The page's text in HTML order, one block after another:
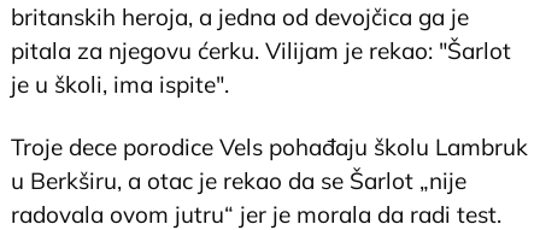
britanskih heroja, a jedna od devojčica ga je
pitala za njegovu ćerku. Vilijam je rekao: "Šarlot
je u školi, ima ispite".
Troje dece porodice Vels pohađaju školu Lambruk
u Berkširu, a otac je rekao da se Šarlot „nije
radovala ovom jutru“ jer je morala da radi test.